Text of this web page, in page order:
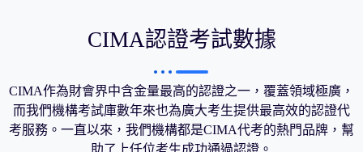
CIMA認證考試數據
CIMA作為財會界中含金量最高的認證之一，覆蓋領域極廣，
而我們機構考試庫數年來也為廣大考生提供最高效的認證代
考服務。一直以來，我們機構都是CIMA代考的熱門品牌，幫